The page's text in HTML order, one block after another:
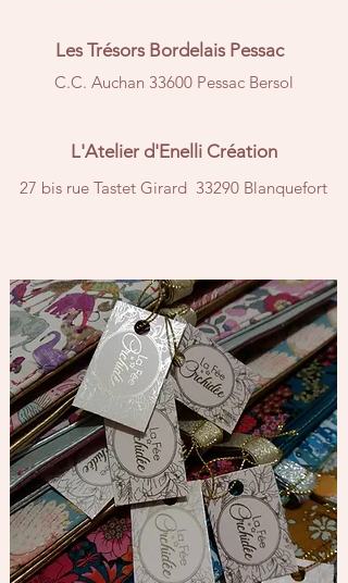
Les Trésors Bordelais Pessac
C.C. Auchan 33600 Pessac Bersol
L'Atelier d'Enelli Création
27 bis rue Tastet Girard 33290 Blanquefort